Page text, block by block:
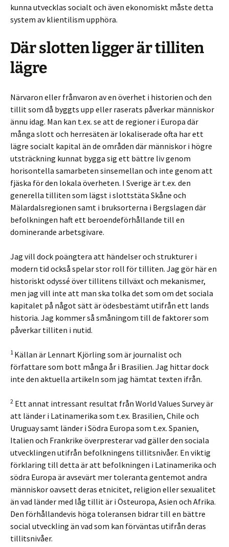
kunna utvecklas socialt och även ekonomiskt måste detta
system av klientilism upphöra.
Där slotten ligger är tilliten
lägre
Närvaron eller frånvaron av en överhet i historien och den
tillit som då byggts upp eller raserats påverkar människor
ännu idag. Man kan t.ex. se att de regioner i Europa där
många slott och herresäten är lokaliserade ofta har ett
lägre socialt kapital än de områden där människor i högre
utsträckning kunnat bygga sig ett bättre liv genom
horisontella samarbeten sinsemellan och inte genom att
fjäska för den lokala överheten. I Sverige är t.ex. den
generella tilliten som lägst i slottstäta Skåne och
Mälardalsregionen samt i bruksorterna i Bergslagen där
befolkningen haft ett beroendeförhållande till en
dominerande arbetsgivare.
Jag vill dock poängtera att händelser och strukturer i
modern tid också spelar stor roll för tilliten. Jag gör här en
historiskt odyssé över tillitens tillväxt och mekanismer,
men jag vill inte att man ska tolka det som om det sociala
kapitalet på något sätt är ödesbestämt utifrån ett lands
historia. Jag kommer så småningom till de faktorer som
påverkar tilliten i nutid.
1 Källan är Lennart Kjörling som är journalist och
författare som bott många år i Brasilien. Jag hittar dock
inte den aktuella artikeln som jag hämtat texten ifrån.
2 Ett annat intressant resultat från World Values Survey är
att länder i Latinamerika som t.ex. Brasilien, Chile och
Uruguay samt länder i Södra Europa som t.ex. Spanien,
Italien och Frankrike överpresterar vad gäller den sociala
utvecklingen utifrån befolkningens tillitsnivåer. En viktig
förklaring till detta är att befolkningen i Latinamerika och
södra Europa är avsevärt mer toleranta gentemot andra
människor oavsett deras etnicitet, religion eller sexualitet
än vad länder med låg tillit är i Östeuropa, Asien och Afrika.
Den förhållandevis höga toleransen bidrar till en bättre
social utveckling än vad som kan förväntas utifrån deras
tillitsnivåer.